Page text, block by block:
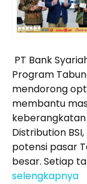
PT Bank
Program
mendorong
membantu
keberangkatan
Distribution
potensi pasar
besar. Setiap
selengkapnya